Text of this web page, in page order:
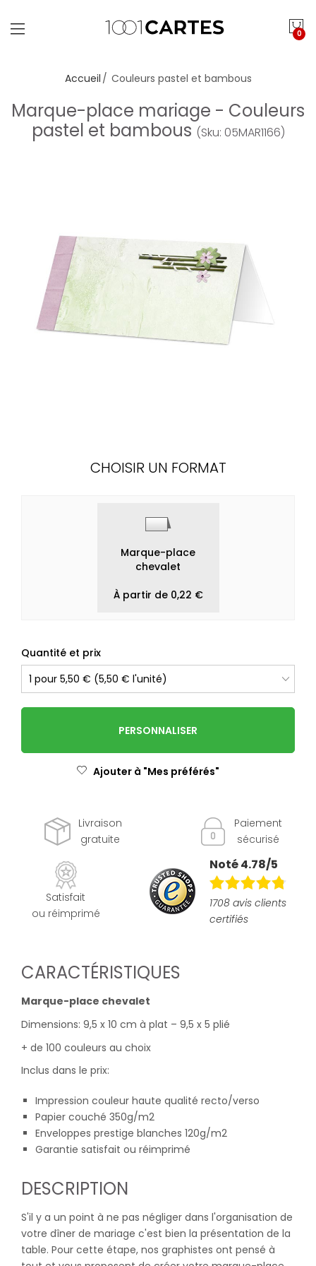
0
Accueil Couleurs pastel et bambous
Marque-place mariage - Couleurs
pastel et bambous (Sku: 05MAR1166)
CHOISIR UN FORMAT
Marque-place
chevalet
À partir de 0,22 €
Quantité et prix
PERSONNALISER
Ajouter à "Mes préférés"
Livraison
gratuite
Paiement
sécurisé
Satisfait
ou réimprimé
Noté 4.78/5
1708 avis clients
certifiés
CARACTÉRISTIQUES
Marque-place chevalet
Dimensions: 9,5 x 10 cm à plat – 9,5 x 5 plié
+ de 100 couleurs au choix
Inclus dans le prix:
Impression couleur haute qualité recto/verso
Papier couché 350g/m2
Enveloppes prestige blanches 120g/m2
Garantie satisfait ou réimprimé
DESCRIPTION
S'il y a un point à ne pas négliger dans l'organisation de
votre dîner de mariage c'est bien la présentation de la
table. Pour cette étape, nos graphistes ont pensé à